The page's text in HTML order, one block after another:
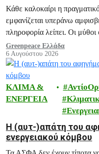
Κάθε καλοκαίρι η
εμφανίζεται υπεράνω
πληροφορία λείπει. Οι
ξεδιάλυμά τους αποτελεί
Greenpeace Ελλάδα
6 Αυγούστου 2026
ΚΛΙΜΑ &
ΕΝΕΡΓΕΙΑ
H (αυτ-)απάτη του
ενεργειακού κόμβου